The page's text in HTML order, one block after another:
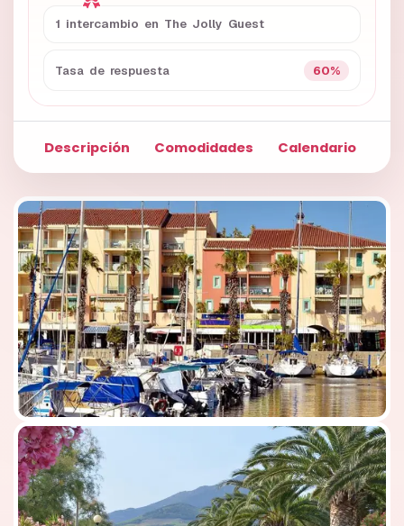
1 intercambio en The Jolly Guest
Tasa de respuesta 60%
Descripción Comodidades Calendario